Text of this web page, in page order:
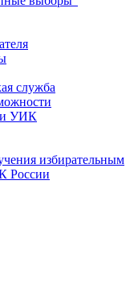
служба
УИК
избирательным
России